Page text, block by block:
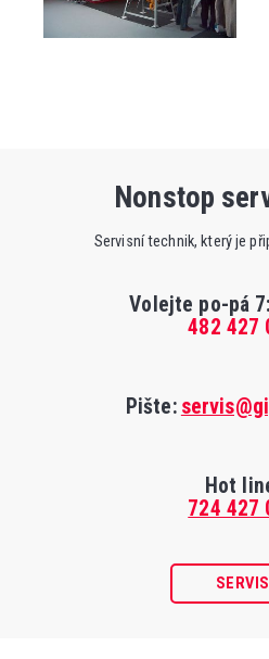
Nonstop
Servisní technik, který je
Volejte po-pá
482 427
Pište:
Hot
724 427
SERVIS